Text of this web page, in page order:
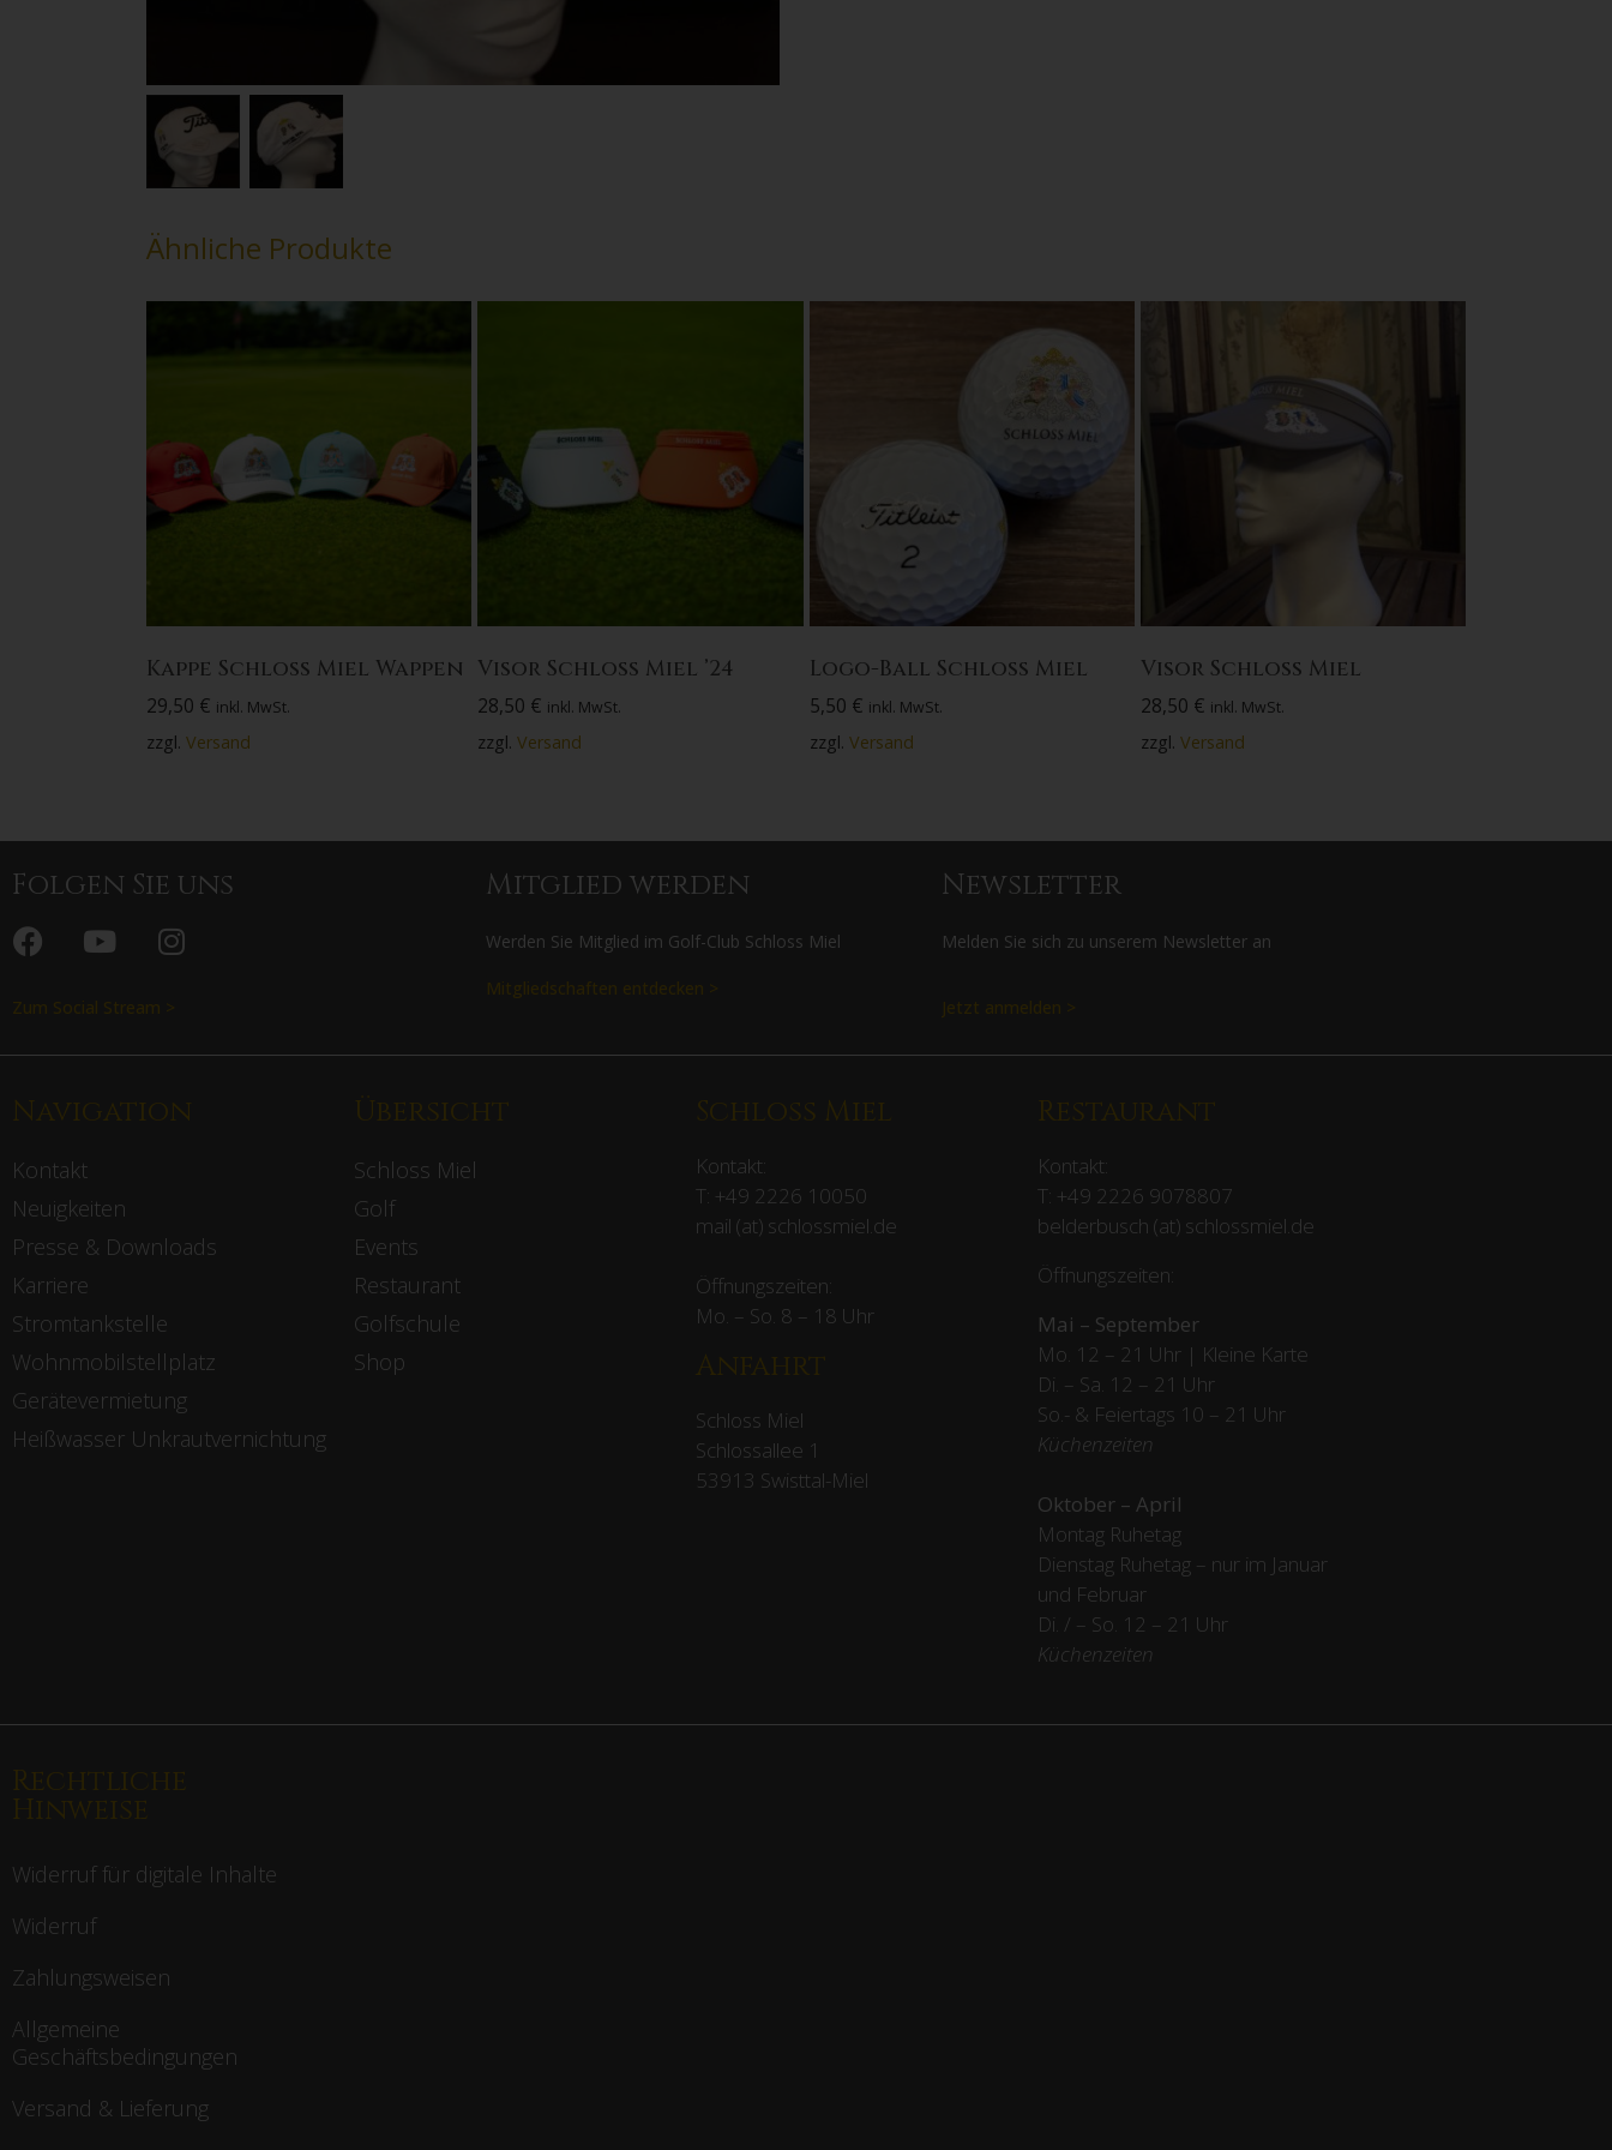
Ähnliche Produkte
Kappe Schloss Miel Wappen
29,50 € inkl. MwSt.
zzgl. Versand
Visor Schloss Miel ’24
28,50 € inkl. MwSt.
zzgl.Versand
Logo-Ball Schloss Miel
5,50 € inkl. MwSt.
zzgl. Versand
Visor Schloss Miel
28,50 € inkl. MwSt.
zzgl. Versand
Folgen Sie uns
Zum Social Stream >
Mitglied werden
Werden Sie Mitglied im Golf-Club Schloss Miel
Mitgliedschaften entdecken >
Newsletter
Melden Sie sich zu unserem Newsletter an
Jetzt anmelden >
Navigation
Kontakt
Neuigkeiten
Presse & Downloads
Karriere
Stromtankstelle
Wohnmobilstellplatz
Gerätevermietung
Heißwasser Unkrautvernichtung
Übersicht
Schloss Miel
Golf
Events
Restaurant
Golfschule
Shop
Schloss Miel
Kontakt:
T: +49 2226 10050
mail (at) schlossmiel.de
Öffnungszeiten:
Mo. – So. 8 – 18 Uhr
Anfahrt
Schloss Miel
Schlossallee 1
53913 Swisttal-Miel
Restaurant
Kontakt:
T: +49 2226 9078807
belderbusch (at) schlossmiel.de
Öffnungszeiten:
Mai – September
Mo. 12 – 21 Uhr | Kleine Karte
Di. – Sa. 12 – 21 Uhr
So.- & Feiertags 10 – 21 Uhr
Küchenzeiten
Oktober – April
Montag Ruhetag
Dienstag Ruhetag – nur im Januar
und Februar
Di. / – So. 12 – 21 Uhr
Küchenzeiten
Rechtliche
Hinweise
Widerruf für digitale Inhalte
Widerruf
Zahlungsweisen
Allgemeine
Geschäftsbedingungen
Versand & Lieferung